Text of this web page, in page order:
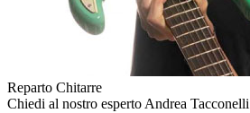
Reparto Chitarre
Chiedi al nostro espertoAndrea Tacconelli